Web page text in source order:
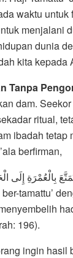
waktu untuk
menjalani
dunia
kita kepada
Tanpa
dam.
ritual,
ibadah tetap
berfirman,
بِالْعُمْرَةِ إِلَى
tamattu’
196).
ingin hasil